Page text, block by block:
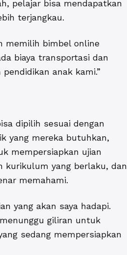
pelajar bisa mendapatkan
terjangkau.
memilih bimbel online
biaya transportasi dan
anak kami.”
dipilih sesuai dengan
yang mereka butuhkan,
mempersiapkan ujian
kurikulum yang berlaku, dan
memahami.
yang akan saya hadapi.
giliran untuk
sedang mempersiapkan